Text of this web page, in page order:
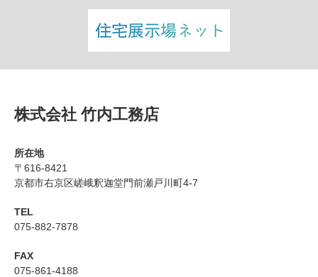
株式会社 竹内工務店
所在地
〒616-8421
京都市右京区嵯峨釈迦堂門前瀬戸川町4-7
TEL
075-882-7878
FAX
075-861-4188